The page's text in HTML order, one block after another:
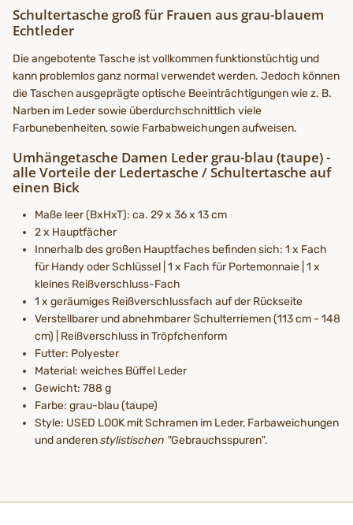
Schultertasche groß für Frauen aus grau-blauem
Echtleder
Die angebotente Tasche ist vollkommen funktionstüchtig und
kann problemlos ganz normal verwendet werden. Jedoch können
die Taschen ausgeprägte optische Beeinträchtigungen wie z. B.
Narben im Leder sowie überdurchschnittlich viele
Farbunebenheiten, sowie Farbabweichungen aufweisen.
Umhängetasche Damen Leder grau-blau (taupe) -
alle Vorteile der Ledertasche / Schultertasche auf
einen Bick
Maße leer (BxHxT): ca. 29 x 36 x 13 cm
2 x Hauptfächer
Innerhalb des großen Hauptfaches befinden sich: 1 x Fach
für Handy oder Schlüssel | 1 x Fach für Portemonnaie | 1 x
kleines Reißverschluss-Fach
1 x geräumiges Reißverschlussfach auf der Rückseite
Verstellbarer und abnehmbarer Schulterriemen (113 cm - 148
cm) | Reißverschluss in Tröpfchenform
Futter: Polyester
Material: weiches Büffel Leder
Gewicht: 788 g
Farbe: grau-blau (taupe)
Style: USED LOOK mit Schramen im Leder, Farbaweichungen
und anderenstylistischen "Gebrauchsspuren".